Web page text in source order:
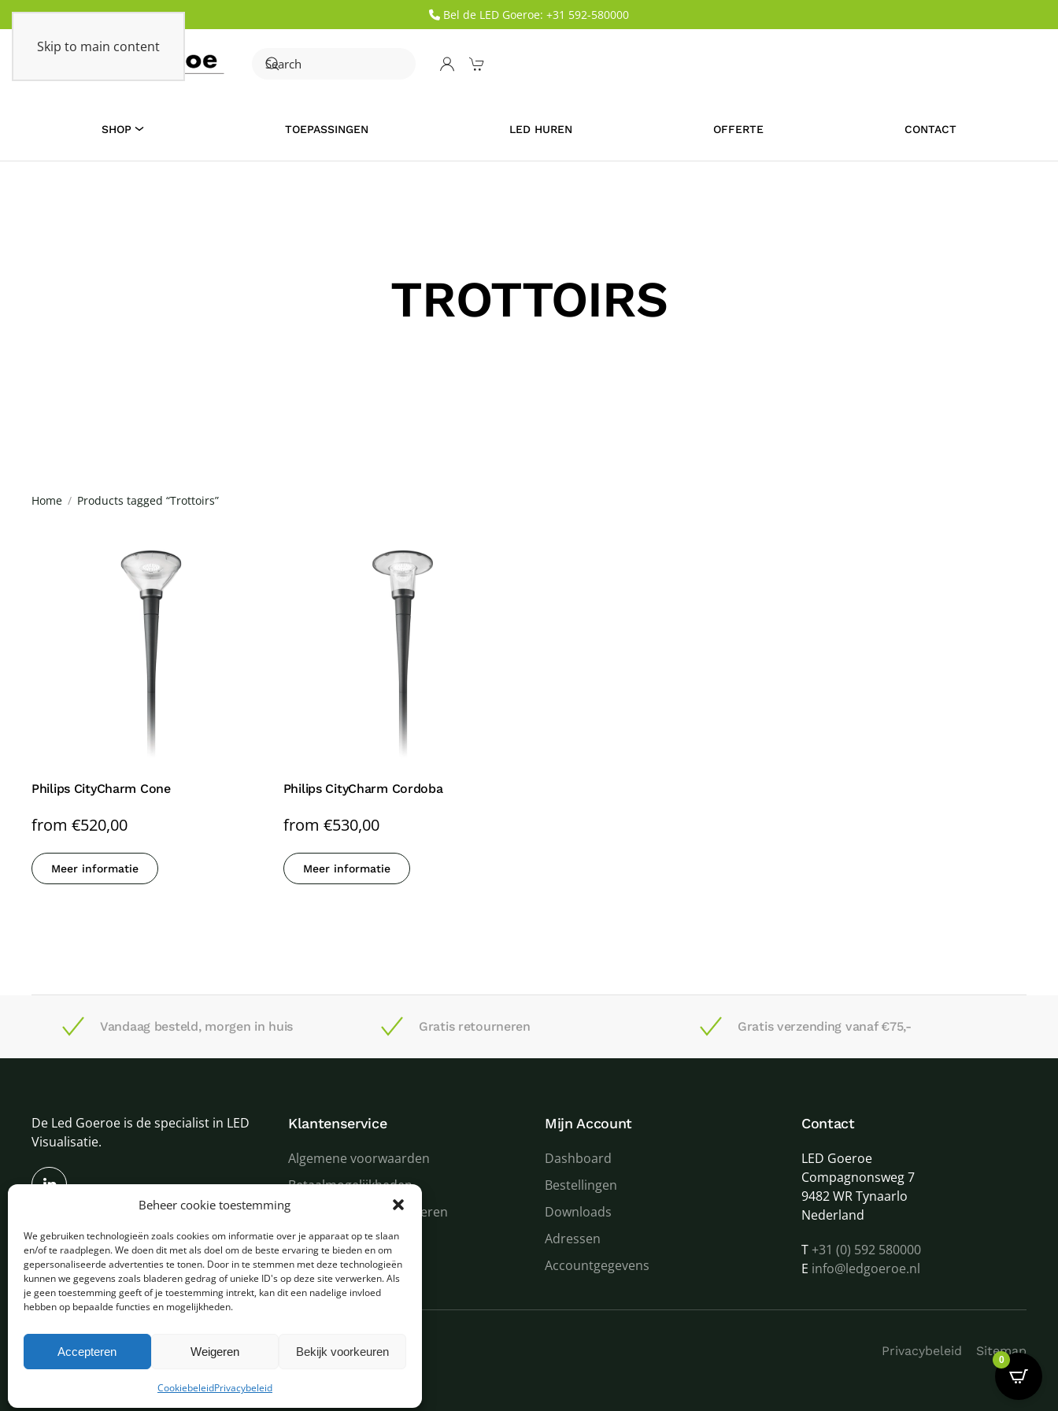
Beheer cookie toestemming
We gebruiken technologieën zoals cookies om informatie over je apparaat op te slaan
en/of te raadplegen. We doen dit met als doel om de beste ervaring te bieden en om
gepersonaliseerde advertenties te tonen. Door in te stemmen met deze technologieën
kunnen we gegevens zoals bladeren gedrag of unieke ID's op deze site verwerken. Als
je geen toestemming geeft of je toestemming intrekt, kan dit een nadelige invloed
hebben op bepaalde functies en mogelijkheden.
Accepteren Weigeren Bekijk voorkeuren
CookiebeleidPrivacybeleid
Skip to main content
Bel de LED Goeroe: +31 592-580000
SHOP TOEPASSINGEN LED HUREN OFFERTE CONTACT
TROTTOIRS
Home Products tagged “Trottoirs”
Philips CityCharm Cone
from €520,00
Meer informatie
Philips CityCharm Cordoba
from €530,00
Meer informatie
Vandaag besteld, morgen in huis Gratis retourneren Gratis verzending vanaf €75,-
De Led Goeroe is de specialist in LED
Visualisatie.
Klantenservice
Algemene voorwaarden
Betaalmogelijkheden
Verzenden en retourneren
Garantie en service
Over ons
Mijn Account
Dashboard
Bestellingen
Downloads
Adressen
Accountgegevens
Contact
LED Goeroe
Compagnonsweg 7
9482 WR Tynaarlo
Nederland
T+31 (0) 592 580000
E info@ledgoeroe.nl
Copyright © 2025 - Alle rechten voorbehouden Privacybeleid Sitemap
0